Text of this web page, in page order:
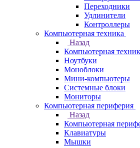
Переходники
Удлинители
Контроллеры
Компьютерная техника
Назад
Компьютерная
Ноутбуки
Моноблоки
Мини-компьютеры
Системные блоки
Мониторы
Компьютерная периферия
Назад
Компьютерная
Клавиатуры
Мышки